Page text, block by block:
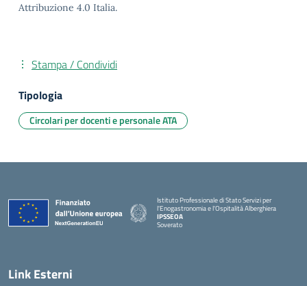
Attribuzione 4.0 Italia.
Stampa / Condividi
Tipologia
Circolari per docenti e personale ATA
Istituto Professionale di Stato Servizi per
l'Enogastronomia e l'Ospitalità Alberghiera
IPSSEOA
Soverato
Link Esterni